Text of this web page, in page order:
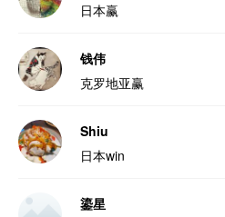
日本赢
钱伟
克罗地亚赢
Shiu
日本win
鎏星